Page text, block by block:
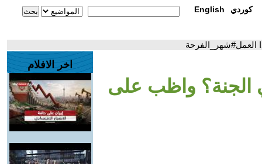
English كوردي
العمل#شهر_الفرحة
الجنة؟ واظب على
اخر الافلام